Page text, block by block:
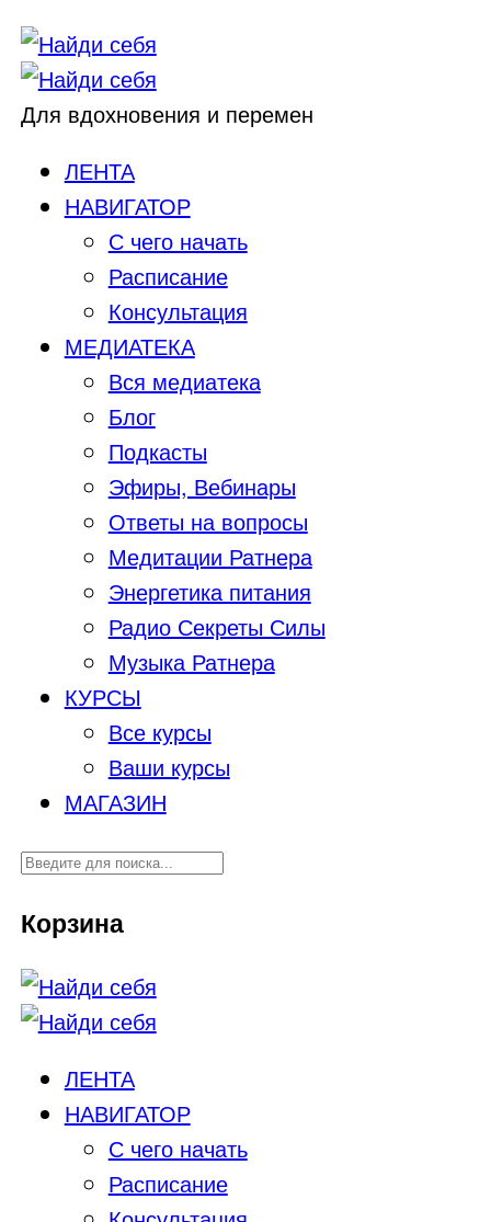
Для вдохновения и перемен
ЛЕНТА
НАВИГАТОР
С чего начать
Расписание
Консультация
МЕДИАТЕКА
Вся медиатека
Блог
Подкасты
Эфиры, Вебинары
Ответы на вопросы
Медитации Ратнера
Энергетика питания
Радио Секреты Силы
Музыка Ратнера
КУРСЫ
Все курсы
Ваши курсы
МАГАЗИН
Корзина
ЛЕНТА
НАВИГАТОР
С чего начать
Расписание